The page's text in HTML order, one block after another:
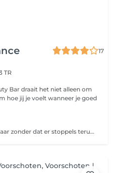
17
TR
Bar draait het niet alleen om
hoe jij je voelt wanneer je goed
Wil je graag af van gezichtshaar zonder dat er stoppels teruggroeien? Dan is harsen de oplossing. Harsen is een ontharingsmethode die de haar met wortel en al verwijdert. Een groot voordeel van harsen ten opzichte van scheren is dat de haren langer wegblijven en zachter teruggroeien. Zo geniet je langer van een zijdezachte huid!